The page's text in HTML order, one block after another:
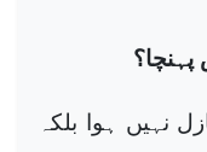
نہیں ہوا بلکہ